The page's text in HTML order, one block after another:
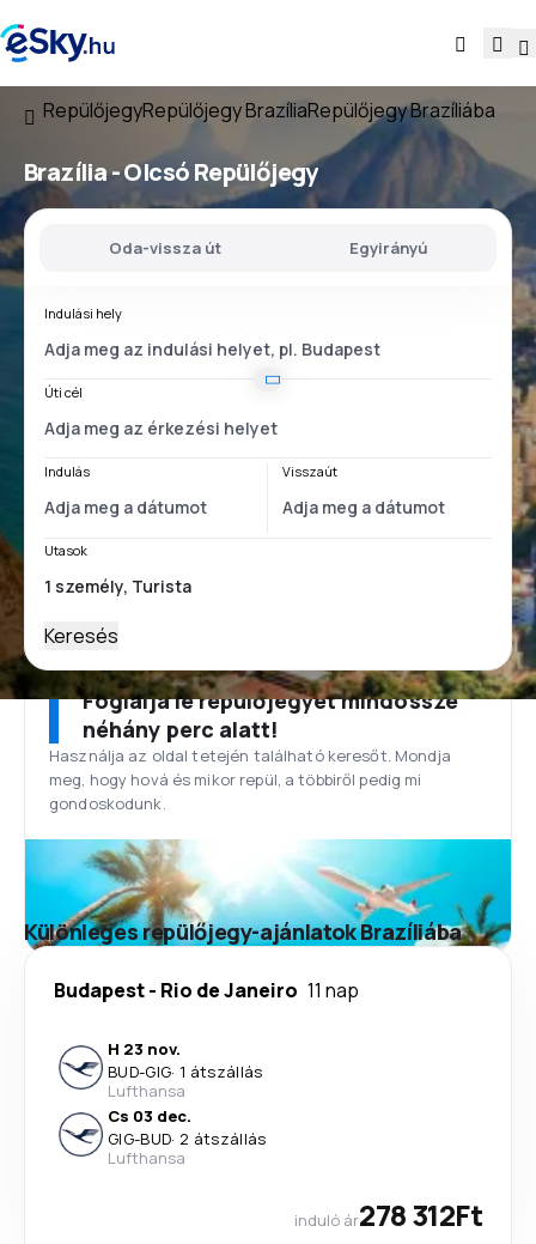
RepülőjegyRepülőjegy BrazíliaRepülőjegy Brazíliába
Brazília - Olcsó Repülőjegy
Oda-vissza út Egyirányú
Indulási hely
Úti cél
Indulás Visszaút
Utasok
Keresés
Foglalja le repülőjegyét mindössze
néhány perc alatt!
Használja az oldal tetején található keresőt. Mondja
meg, hogy hová és mikor repül, a többiről pedig mi
gondoskodunk.
Különleges repülőjegy-ajánlatok Brazíliába
Budapest- Rio de Janeiro 11 nap
H 23 nov.
BUD-GIG· 1 átszállás
Lufthansa
Cs 03 dec.
GIG-BUD· 2 átszállás
Lufthansa
induló ár278 312Ft